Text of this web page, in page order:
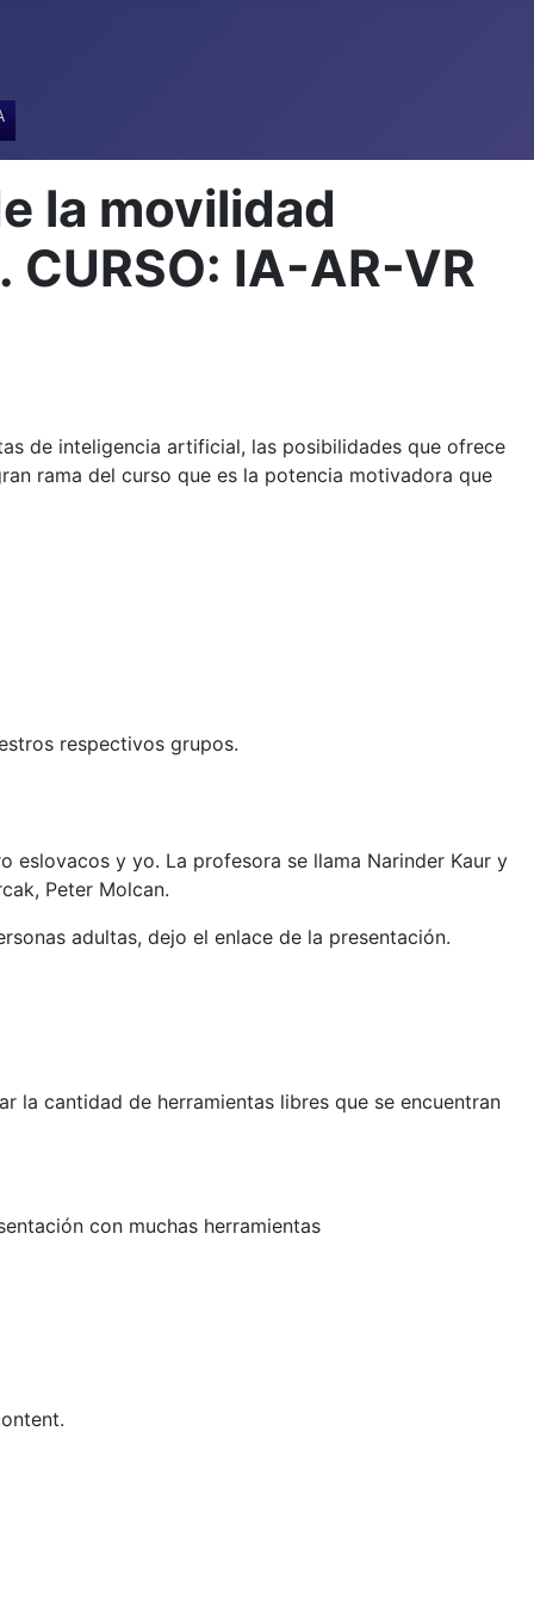
la movilidad
IA-AR-VR
de inteligencia artificial, las posibilidades que ofrece
rama del curso que es la potencia motivadora que
respectivos grupos.
eslovacos y yo. La profesora se llama Narinder Kaur y
Peter Molcan.
adultas, dejo el enlace de la presentación.
la cantidad de herramientas libres que se encuentran
con muchas herramientas